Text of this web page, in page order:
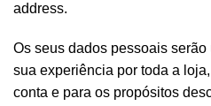
address.
Os seus dados pessoais
sua experiência por toda a
conta e para os propósitos